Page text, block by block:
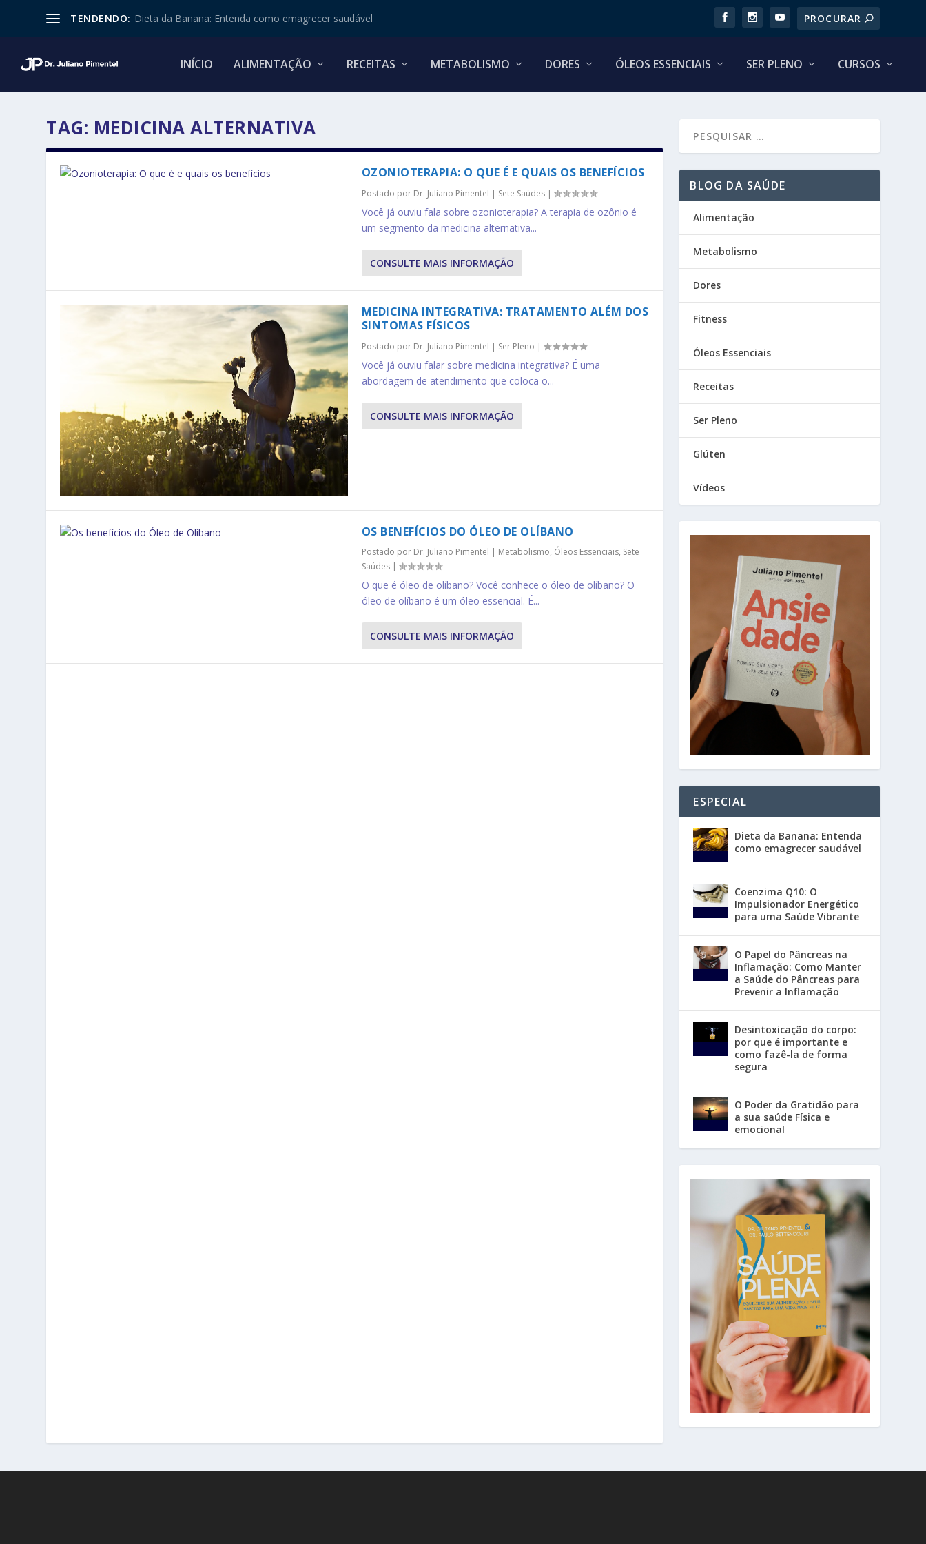
TENDENDO: Dieta da Banana: Entenda como emagrecer saudável
INÍCIO ALIMENTAÇÃO RECEITAS METABOLISMO DORES ÓLEOS ESSENCIAIS SER PLENO CURSOS
TAG: MEDICINA ALTERNATIVA
OZONIOTERAPIA: O QUE É E QUAIS OS BENEFÍCIOS
Postado por Dr. Juliano Pimentel | Sete Saúdes|
Você já ouviu fala sobre ozonioterapia? A terapia de ozônio é
um segmento da medicina alternativa...
CONSULTE MAIS INFORMAÇÃO
MEDICINA INTEGRATIVA: TRATAMENTO ALÉM DOS
SINTOMAS FÍSICOS
Postado por Dr. Juliano Pimentel | Ser Pleno |
Você já ouviu falar sobre medicina integrativa? É uma
abordagem de atendimento que coloca o...
CONSULTE MAIS INFORMAÇÃO
OS BENEFÍCIOS DO ÓLEO DE OLÍBANO
Postado por Dr. Juliano Pimentel | Metabolismo, Óleos Essenciais, Sete
Saúdes|
O que é óleo de olíbano? Você conhece o óleo de olíbano? O
óleo de olíbano é um óleo essencial. É...
CONSULTE MAIS INFORMAÇÃO
BLOG DA SAÚDE
Alimentação
Metabolismo
Dores
Fitness
Óleos Essenciais
Receitas
Ser Pleno
Glúten
Vídeos
ESPECIAL
Dieta da Banana: Entenda
como emagrecer saudável
Coenzima Q10: O
Impulsionador Energético
para uma Saúde Vibrante
O Papel do Pâncreas na
Inflamação: Como Manter
a Saúde do Pâncreas para
Prevenir a Inflamação
Desintoxicação do corpo:
por que é importante e
como fazê-la de forma
segura
O Poder da Gratidão para
a sua saúde Física e
emocional